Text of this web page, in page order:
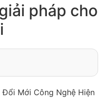
pháp cho